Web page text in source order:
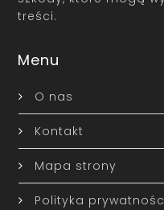
treści.
Menu
O nas
Kontakt
Mapa strony
Polityka